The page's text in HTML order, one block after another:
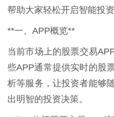
帮助大家轻松开启智能投资
**一、APP概览**
当前市场上的股票交易
些APP通常提供实时的股
析等服务，让投资者能够
出明智的投资决策。